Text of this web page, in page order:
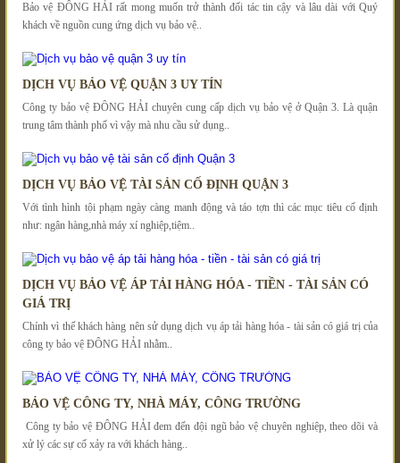
Bảo vệ ĐÔNG HẢI rất mong muốn trở thành đối tác tin cậy và lâu dài với Quý
khách về nguồn cung ứng dịch vụ bảo vệ..
DỊCH VỤ BẢO VỆ QUẬN 3 UY TÍN
Công ty bảo vệ ĐÔNG HẢI chuyên cung cấp dịch vụ bảo vệ ở Quận 3. Là quận
trung tâm thành phố vì vậy mà nhu cầu sử dụng..
DỊCH VỤ BẢO VỆ TÀI SẢN CỐ ĐỊNH QUẬN 3
Với tình hình tội phạm ngày càng manh động và táo tợn thì các mục tiêu cố định
như: ngân hàng,nhà máy xí nghiệp,tiệm..
DỊCH VỤ BẢO VỆ ÁP TẢI HÀNG HÓA - TIỀN - TÀI SẢN CÓ
GIÁ TRỊ
Chính vì thế khách hàng nên sử dụng dịch vụ áp tải hàng hóa - tài sản có giá trị của
công ty bảo vệ ĐÔNG HẢI nhằm..
BẢO VỆ CÔNG TY, NHÀ MÁY, CÔNG TRƯỜNG
Công ty bảo vệ ĐÔNG HẢI đem đến đội ngũ bảo vệ chuyên nghiệp, theo dõi và
xử lý các sự cố xảy ra với khách hàng..